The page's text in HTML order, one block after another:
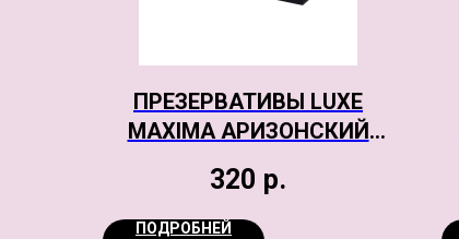
ПРЕЗЕРВАТИВЫ LUXE
MAXIMA АРИЗОНСКИЙ
320 р.
ПОДРОБНЕЙ